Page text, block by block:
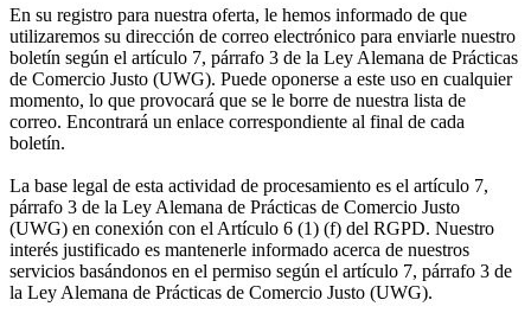
En su registro para nuestra oferta, le hemos informado de que
utilizaremos su dirección de correo electrónico para enviarle nuestro
boletín según el artículo 7, párrafo 3 de la Ley Alemana de Prácticas
de Comercio Justo (UWG). Puede oponerse a este uso en cualquier
momento, lo que provocará que se le borre de nuestra lista de
correo. Encontrará un enlace correspondiente al final de cada
boletín.
La base legal de esta actividad de procesamiento es el artículo 7,
párrafo 3 de la Ley Alemana de Prácticas de Comercio Justo
(UWG) en conexión con el Artículo 6 (1) (f) del RGPD. Nuestro
interés justificado es mantenerle informado acerca de nuestros
servicios basándonos en el permiso según el artículo 7, párrafo 3 de
la Ley Alemana de Prácticas de Comercio Justo (UWG).